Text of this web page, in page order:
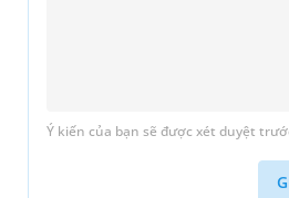
Ý kiến của bạn sẽ được xét duyệt